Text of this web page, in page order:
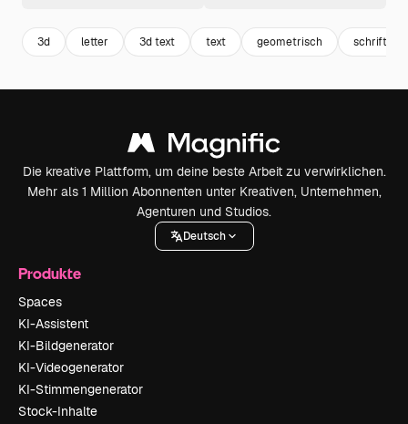
3d letter 3d text text geometrisch
Die kreative Plattform, um deine beste Arbeit zu verwirklichen.
Mehr als 1 Million Abonnenten unter Kreativen, Unternehmen,
Agenturen und Studios.
Deutsch
Produkte
Spaces
KI-Assistent
KI-Bildgenerator
KI-Videogenerator
KI-Stimmengenerator
Stock-Inhalte